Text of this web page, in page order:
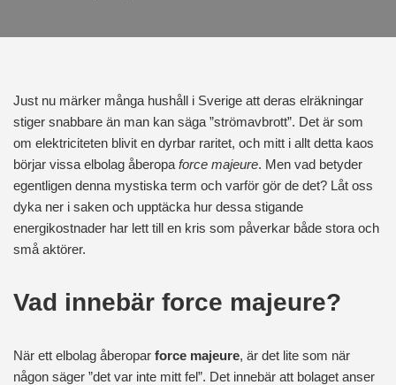
Just nu märker många hushåll i Sverige att deras elräkningar
stiger snabbare än man kan säga ”strömavbrott”. Det är som
om elektriciteten blivit en dyrbar raritet, och mitt i allt detta kaos
börjar vissa elbolag åberopa force majeure. Men vad betyder
egentligen denna mystiska term och varför gör de det? Låt oss
dyka ner i saken och upptäcka hur dessa stigande
energikostnader har lett till en kris som påverkar både stora och
små aktörer.
Vad innebär force majeure?
När ett elbolag åberopar force majeure, är det lite som när
någon säger ”det var inte mitt fel”. Det innebär att bolaget anser